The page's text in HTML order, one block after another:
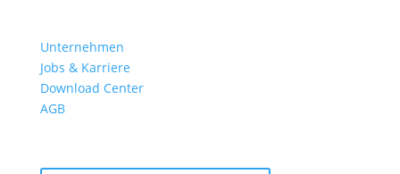
Unternehmen
Jobs & Karriere
Download Center
AGB